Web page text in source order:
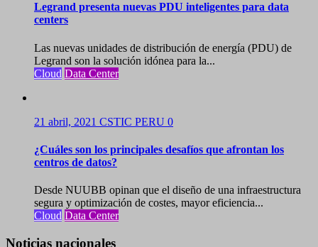
Legrand presenta nuevas PDU inteligentes para data
centers
Las nuevas unidades de distribución de energía (PDU) de
Legrand son la solución idónea para la...
Cloud Data Center
21 abril, 2021 CSTIC PERU 0
¿Cuáles son los principales desafíos que afrontan los
centros de datos?
Desde NUUBB opinan que el diseño de una infraestructura
segura y optimización de costes, mayor eficiencia...
Cloud Data Center
Noticias nacionales